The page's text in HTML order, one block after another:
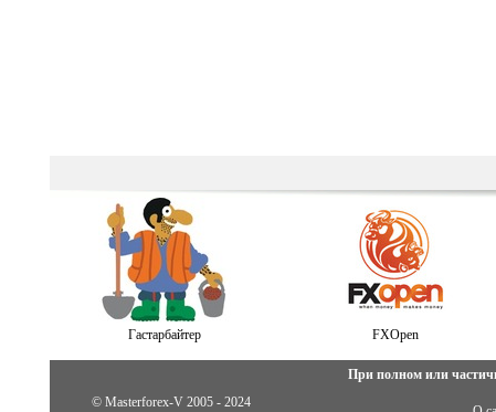
Гастарбайтер FXOpen
При полном или
© Masterforex-V 2005 - 2024